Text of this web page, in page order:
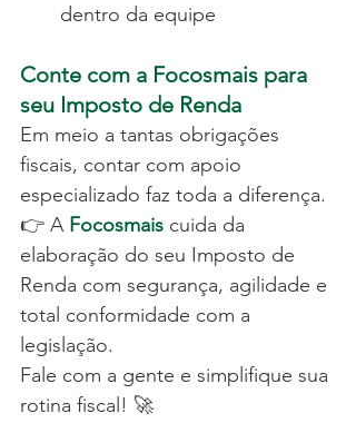
dentro da equipe
Conte com a Focosmais para
seu Imposto de Renda
Em meio a tantas obrigações
fiscais, contar com apoio
especializado faz toda a diferença.
👉 A Focosmais cuida da
elaboração do seu Imposto de
Renda com segurança, agilidade e
total conformidade com a
legislação.
Fale com a gente e simplifique sua
rotina fiscal! 🚀